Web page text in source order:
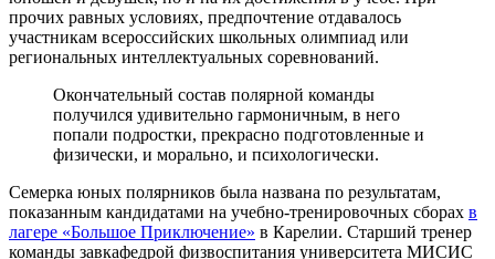
прочих равных условиях, предпочтение отдавалось
участникам всероссийских школьных олимпиад или
региональных интеллектуальных соревнований.
Окончательный состав полярной команды
получился удивительно гармоничным, в него
попали подростки, прекрасно подготовленные и
физически, и морально, и психологически.
Семерка юных полярников была названа по результатам,
показанным кандидатами на учебно-тренировочных сборах в
лагере «Большое Приключение» в Карелии. Старший тренер
команды завкафедрой физвоспитания университета МИСИС